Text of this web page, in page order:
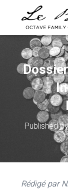
Published
Rédigé par